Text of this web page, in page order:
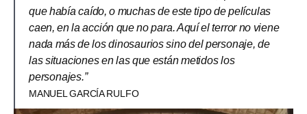
que había caído, o muchas de este tipo de películas
caen, en la acción que no para. Aquí el terror no viene
nada más de los dinosaurios sino del personaje, de
las situaciones en las que están metidos los
personajes.”
MANUEL GARCÍA RULFO